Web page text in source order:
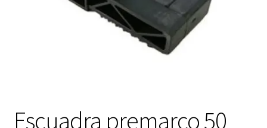
Escuadra premarco 50